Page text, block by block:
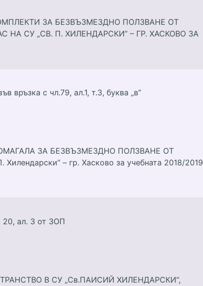
ЗА БЕЗВЪЗМЕЗДНО ПОЛЗВАНЕ ОТ
НА СУ „СВ. П. ХИЛЕНДАРСКИ” – ГР. ХАСКОВО ЗА
връзка с чл.79, ал.1, т.3, буква „в”
ЗА БЕЗВЪЗМЕЗДНО ПОЛЗВАНЕ ОТ
– гр. Хасково за учебната 2018/2019
20, ал. 3 от ЗОП
В СУ „Св.ПАИСИЙ ХИЛЕНДАРСКИ“,